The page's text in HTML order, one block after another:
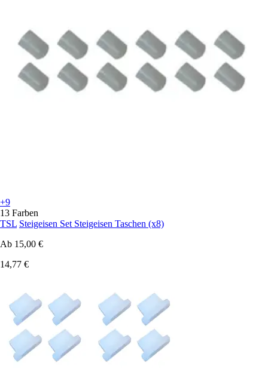
+9
13 Farben
TSL Steigeisen Set Steigeisen Taschen (x8)
Ab 15,00 €
14,77 €